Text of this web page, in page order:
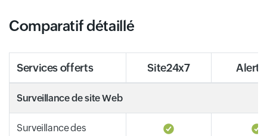
Comparatif détaillé
Services offerts Site24x7
Surveillance de site Web
Surveillance des